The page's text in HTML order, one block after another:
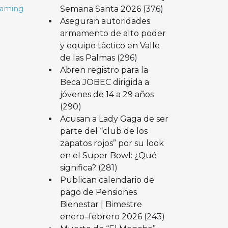
Semana Santa 2026 (376)
Aseguran autoridades
armamento de alto poder
y equipo táctico en Valle
de las Palmas (296)
Abren registro para la
Beca JOBEC dirigida a
jóvenes de 14 a 29 años
(290)
Acusan a Lady Gaga de ser
parte del “club de los
zapatos rojos” por su look
en el Super Bowl: ¿Qué
significa? (281)
Publican calendario de
pago de Pensiones
Bienestar | Bimestre
enero–febrero 2026 (243)